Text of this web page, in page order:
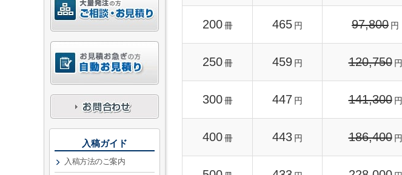
200 冊 465 円 97,800 円
250 冊 459 円 120,750 円
300 冊 447 円 141,300 円
400 冊 443 円 186,400 円
入稿ガイド
入稿方法のご案内